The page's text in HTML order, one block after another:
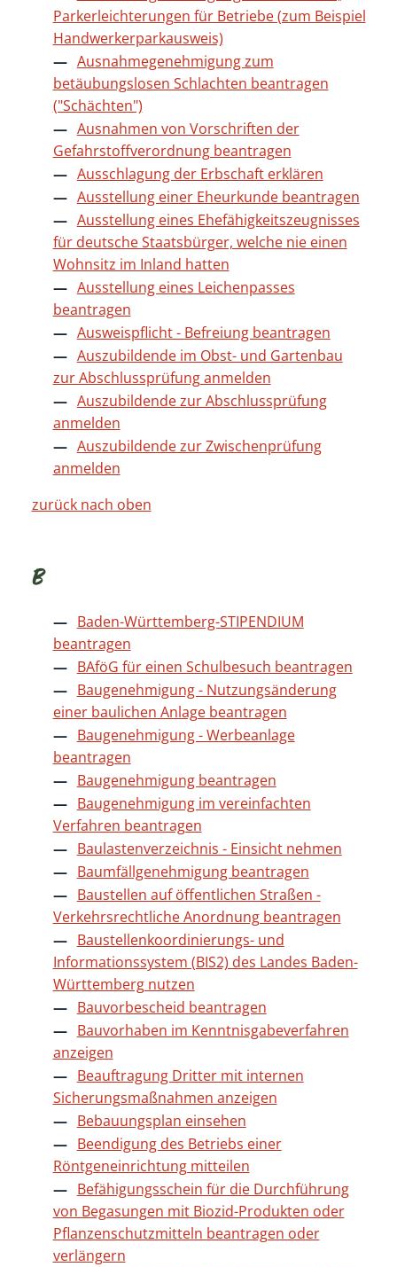
Parkerleichterungen für Betriebe (zum Beispiel
Handwerkerparkausweis)
Ausnahmegenehmigung zum
betäubungslosen Schlachten beantragen
("Schächten")
Ausnahmen von Vorschriften der
Gefahrstoffverordnung beantragen
Ausschlagung der Erbschaft erklären
Ausstellung einer Eheurkunde beantragen
Ausstellung eines Ehefähigkeitszeugnisses
für deutsche Staatsbürger, welche nie einen
Wohnsitz im Inland hatten
Ausstellung eines Leichenpasses
beantragen
Ausweispflicht - Befreiung beantragen
Auszubildende im Obst- und Gartenbau
zur Abschlussprüfung anmelden
Auszubildende zur Abschlussprüfung
anmelden
Auszubildende zur Zwischenprüfung
anmelden
zurück nach oben
B
Baden-Württemberg-STIPENDIUM
beantragen
BAföG für einen Schulbesuch beantragen
Baugenehmigung - Nutzungsänderung
einer baulichen Anlage beantragen
Baugenehmigung - Werbeanlage
beantragen
Baugenehmigung beantragen
Baugenehmigung im vereinfachten
Verfahren beantragen
Baulastenverzeichnis - Einsicht nehmen
Baumfällgenehmigung beantragen
Baustellen auf öffentlichen Straßen -
Verkehrsrechtliche Anordnung beantragen
Baustellenkoordinierungs- und
Informationssystem (BIS2) des Landes Baden-
Württemberg nutzen
Bauvorbescheid beantragen
Bauvorhaben im Kenntnisgabeverfahren
anzeigen
Beauftragung Dritter mit internen
Sicherungsmaßnahmen anzeigen
Bebauungsplan einsehen
Beendigung des Betriebs einer
Röntgeneinrichtung mitteilen
Befähigungsschein für die Durchführung
von Begasungen mit Biozid-Produkten oder
Pflanzenschutzmitteln beantragen oder
verlängern